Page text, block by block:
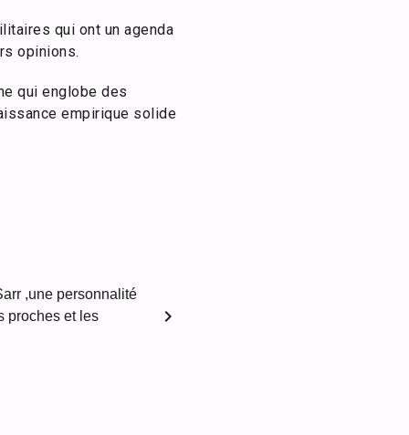
qui ont un agenda
opinions.
qui englobe des
empirique solide
,une personnalité
proches et les
chevron_right